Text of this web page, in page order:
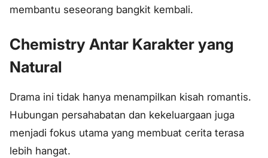
membantu seseorang bangkit kembali.
Chemistry Antar Karakter yang
Natural
Drama ini tidak hanya menampilkan kisah romantis.
Hubungan persahabatan dan kekeluargaan juga
menjadi fokus utama yang membuat cerita terasa
lebih hangat.